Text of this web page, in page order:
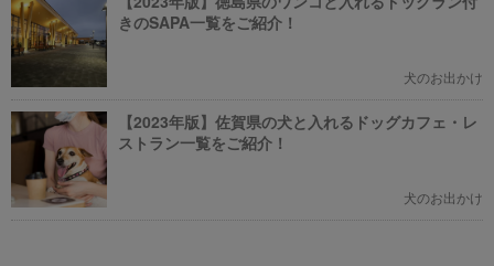
きのSAPA一覧をご紹介！
犬のお出かけ
【2023年版】佐賀県の犬と入れるドッグカフェ・レ
ストラン一覧をご紹介！
犬のお出かけ